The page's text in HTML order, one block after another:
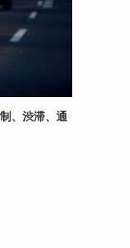
、渋滞、通